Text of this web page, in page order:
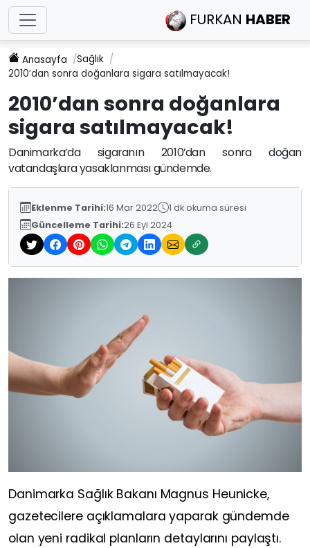
FURKAN HABER
Anasayfa
Sağlık
2010’dan sonra doğanlara sigara satılmayacak!
2010’dan sonra doğanlara
sigara satılmayacak!
Danimarka’da sigaranın 2010’dan sonra doğan
vatandaşlara yasaklanması gündemde.
Eklenme Tarihi:16 Mar 2022
1 dk okuma süresi
Güncelleme Tarihi:26 Eyl 2024
Danimarka Sağlık Bakanı Magnus Heunicke,
gazetecilere açıklamalara yaparak gündemde
olan yeni radikal planların detaylarını paylaştı.